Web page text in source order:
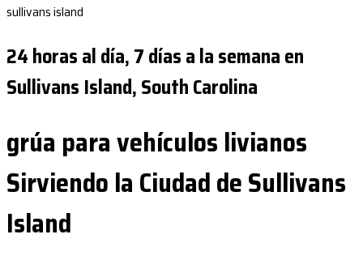
sullivans island
24 horas al día, 7 días a la semana en
Sullivans Island, South Carolina
grúa para vehículos livianos
Sirviendo la Ciudad de Sullivans
Island